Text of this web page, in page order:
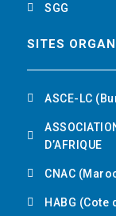
SGG
SITES
ASCE-LC
D’AFRIQUE
CNAC
HABG (Cote